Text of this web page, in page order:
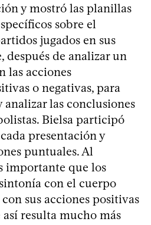
y mostró las planillas
sobre el
jugados en sus
después de analizar un
las acciones
o negativas, para
analizar las conclusiones
Bielsa participó
presentación y
puntuales. Al
importante que los
con el cuerpo
sus acciones positivas
resulta mucho más